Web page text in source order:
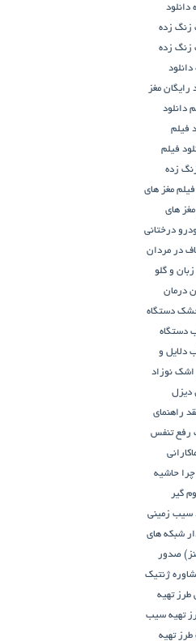
دانلود
زنگ زده
زنگ زده
دانلود
رایگان مغز
دانلود
فیلم
فیلم
زده
فیلم مغز های
های
درختانی
در مردان
و گلو
درمان
خشک دستگاه
دستگاه‌
دلایل و
اشک نوزاد
دیزل
راهنمای
رفع تنفس
حاشیه
گیر
سیب زمینی
شبکه های
صدور
ژنتیک
طرز تهیه
تهیه سیب
طرز تهیه